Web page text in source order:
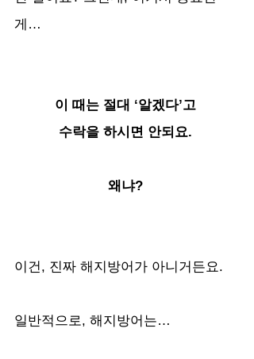
게…
이 때는 절대 ‘알겠다’고
수락을 하시면 안되요.
왜냐?
이건, 진짜 해지방어가 아니거든요.
일반적으로, 해지방어는…